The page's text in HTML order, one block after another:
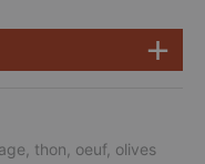
thon, oeuf, olives